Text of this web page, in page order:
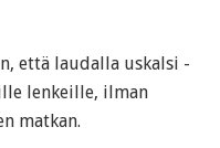
että laudalla uskalsi -
lenkeille, ilman
matkan.